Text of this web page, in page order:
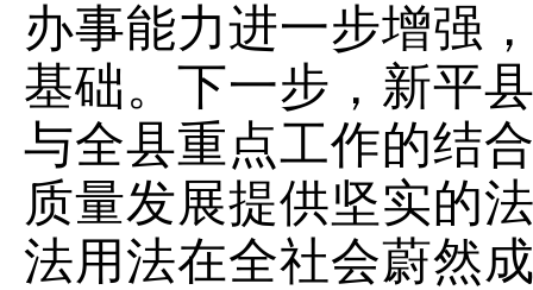
办事能力进一步增强
基础。下一步，新平
与全县重点工作的结
质量发展提供坚实的
法用法在全社会蔚然